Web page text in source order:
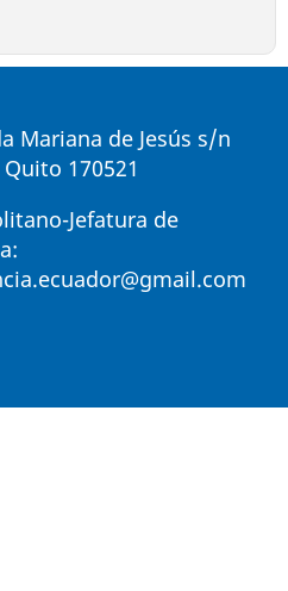
Mariana de Jesús s/n
170521
Jefatura de